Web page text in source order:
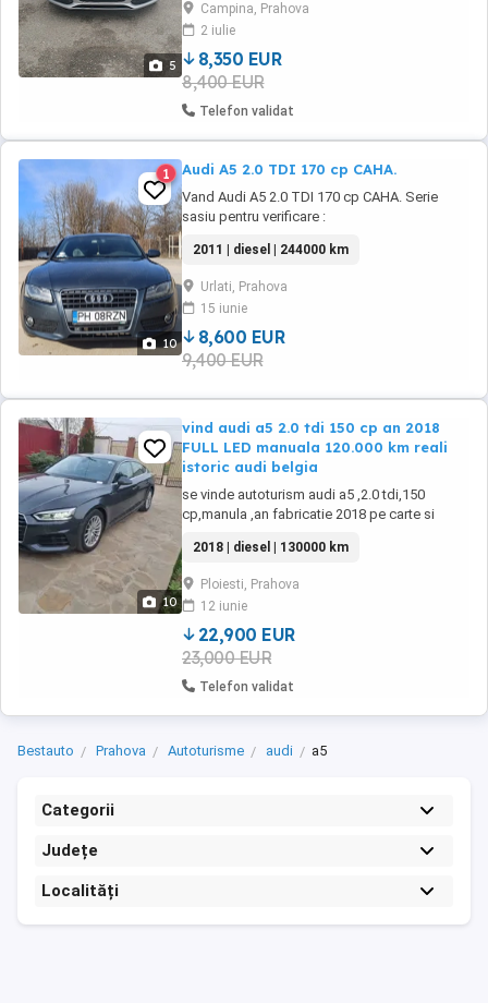
5
încălzite fata și bancheta din spate,pentru
detalii sunati
Campina, Prahova
2 iulie
8,350 EUR
8,400 EUR
Telefon validat
10
1 Audi A5 2.0 TDI 170 cp CAHA.
Vand Audi A5 2.0 TDI 170 cp CAHA. Serie
sasiu pentru verificare :
Tractiune Fata 3 kei. Geamuri fumurii
omologate Scune S-line semi piele cu reglaj
lombar. Plafon negru Navigatie MMI 3G+
Volan s line cu comenzi. Invalzire in scaune
Climatronic. etc Sunt al treilea ...
2011 | diesel | 244000 km
Urlati, Prahova
15 iunie
8,600 EUR
9,400 EUR
10
vind audi a5 2.0 tdi 150 cp an 2018
FULL LED manuala 120.000 km reali
istoric audi belgia
se vinde autoturism audi a5 ,2.0 tdi,150
cp,manula ,an fabricatie 2018 pe carte si
belgia 2024,cu urmtoarele dotari: -faruri LED
MATRIX -tapiterie piele -jante aliaj -pilot
automat -senzori parcare fata si spate -
senzori presiune anvelope -senzori lumina si
ploaie -navigatie ...
2018 | diesel | 130000 km
Ploiesti, Prahova
12 iunie
22,900 EUR
23,000 EUR
Telefon validat
Bestauto Prahova Autoturisme audi a5
Categorii
Județe
Localități